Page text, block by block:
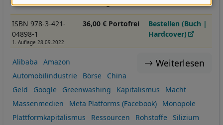
Gas aufs Dramatischste belegt.
ISBN 978-3-421-
04898-1
1. Auflage 28.09.2022
36,00 € Portofrei
Bestellen (Buch |
Hardcover)
Weiterlesen
Alibaba
Amazon
Automobilindustrie
Börse
China
Geld
Google Greenwashing Kapitalismus
Macht
Massenmedien
Meta Platforms (Facebook)
Monopole
Plattformkapitalismus
Ressourcen Rohstoffe
Silizium
und
Cookies